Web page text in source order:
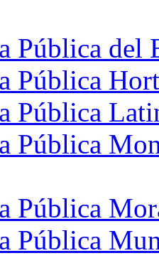
Pública del
Pública
Pública
Pública
Pública
Pública